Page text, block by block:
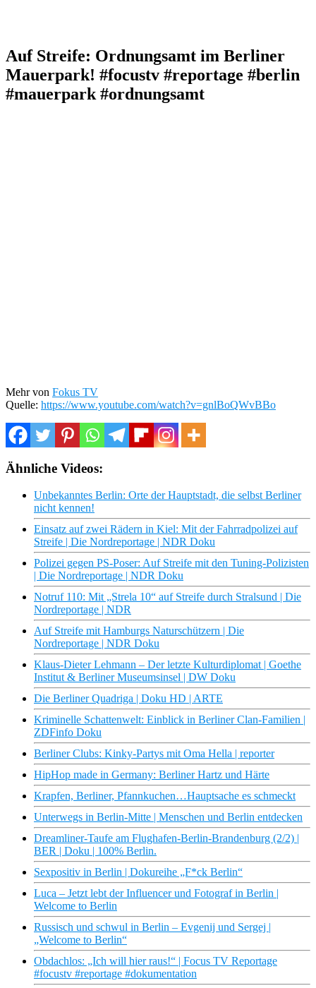
Auf Streife: Ordnungsamt im Berliner
Mauerpark! #focustv #reportage #berlin
#mauerpark #ordnungsamt
Mehr von Fokus TV
Quelle: https://www.youtube.com/watch?v=gnlBoQWvBBo
Ähnliche Videos:
Unbekanntes Berlin: Orte der Hauptstadt, die selbst Berliner
nicht kennen!
Einsatz auf zwei Rädern in Kiel: Mit der Fahrradpolizei auf
Streife | Die Nordreportage | NDR Doku
Polizei gegen PS-Poser: Auf Streife mit den Tuning-Polizisten
| Die Nordreportage | NDR Doku
Notruf 110: Mit „Strela 10“ auf Streife durch Stralsund | Die
Nordreportage | NDR
Auf Streife mit Hamburgs Naturschützern | Die
Nordreportage | NDR Doku
Klaus-Dieter Lehmann – Der letzte Kulturdiplomat | Goethe
Institut & Berliner Museumsinsel | DW Doku
Die Berliner Quadriga | Doku HD | ARTE
Kriminelle Schattenwelt: Einblick in Berliner Clan-Familien |
ZDFinfo Doku
Berliner Clubs: Kinky-Partys mit Oma Hella | reporter
HipHop made in Germany: Berliner Hartz und Härte
Krapfen, Berliner, Pfannkuchen…Hauptsache es schmeckt
Unterwegs in Berlin-Mitte | Menschen und Berlin entdecken
Dreamliner-Taufe am Flughafen-Berlin-Brandenburg (2/2) |
BER | Doku | 100% Berlin.
Sexpositiv in Berlin | Dokureihe „F*ck Berlin“
Luca – Jetzt lebt der Influencer und Fotograf in Berlin |
Welcome to Berlin
Russisch und schwul in Berlin – Evgenij und Sergej |
„Welcome to Berlin“
Obdachlos: „Ich will hier raus!“ | Focus TV Reportage
#focustv #reportage #dokumentation